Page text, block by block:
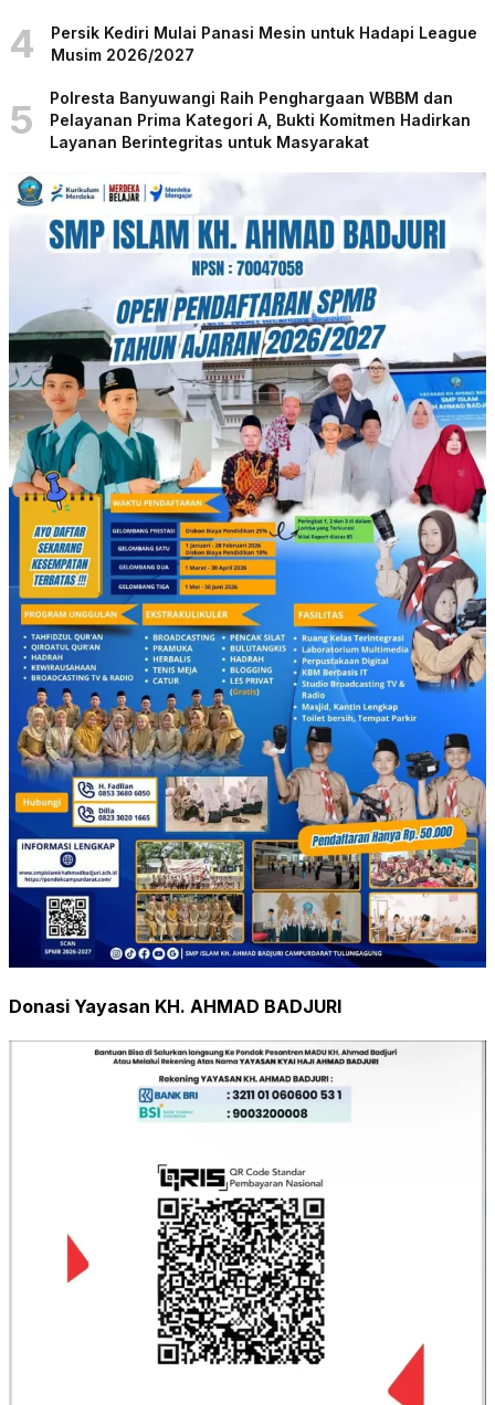
4
Persik Kediri Mulai Panasi Mesin untuk Hadapi League
Musim 2026/2027
5
Polresta Banyuwangi Raih Penghargaan WBBM dan
Pelayanan Prima Kategori A, Bukti Komitmen Hadirkan
Layanan Berintegritas untuk Masyarakat
Donasi Yayasan KH. AHMAD BADJURI